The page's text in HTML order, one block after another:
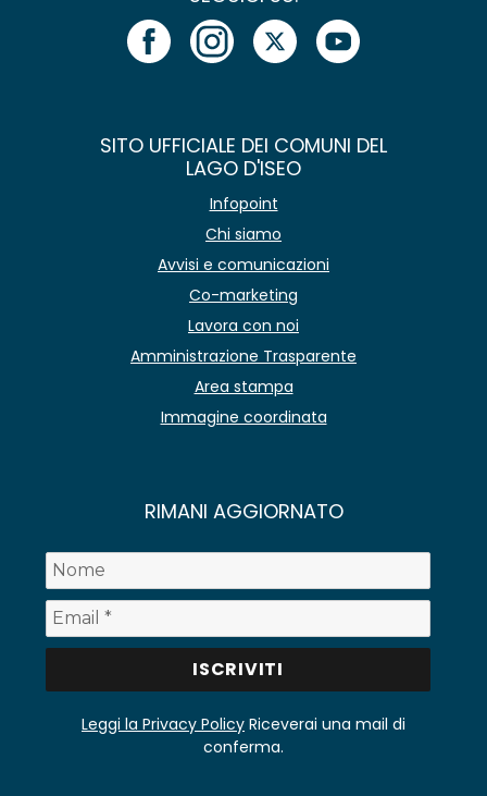
SITO UFFICIALE DEI COMUNI DEL
LAGO D'ISEO
Infopoint
Chi siamo
Avvisi e comunicazioni
Co-marketing
Lavora con noi
Amministrazione Trasparente
Area stampa
Immagine coordinata
RIMANI AGGIORNATO
Leggi la Privacy Policy Riceverai una mail di
conferma.